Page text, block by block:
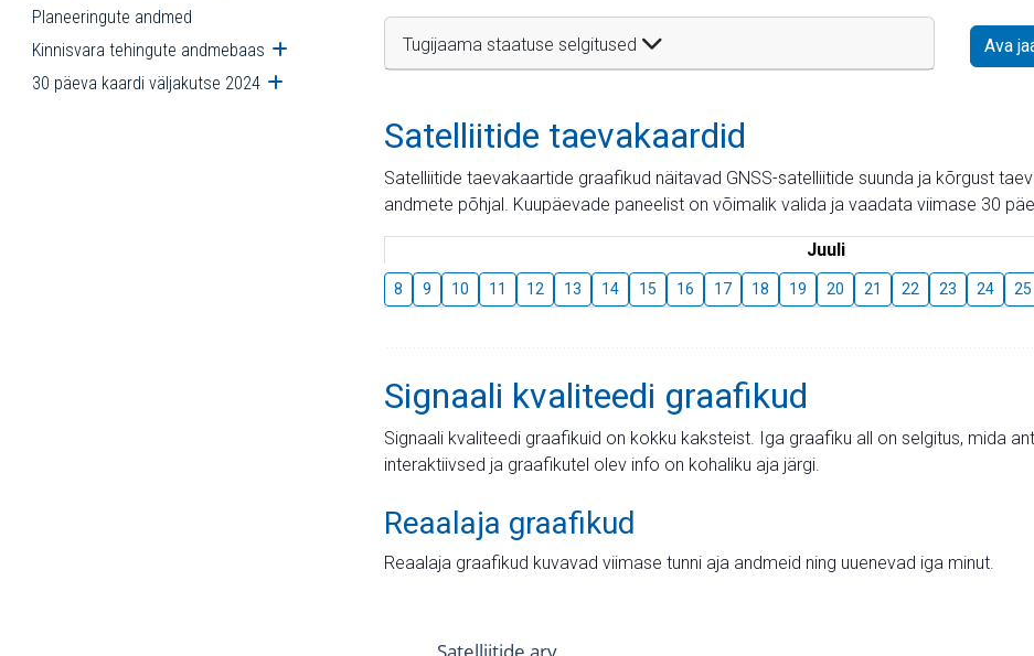
Planeeringute andmed
Kinnisvara tehingute andmebaas Ava alammenüü
30 päeva kaardi väljakutse 2024 Ava alammenüü
Tugijaama staatuse selgitused Ava
Satelliitide taevakaardid
Satelliitide taevakaartide graafikud näitavad GNSS-satelliitide suunda ja kõrgust
andmete põhjal. Kuupäevade paneelist on võimalik valida ja vaadata viimase 30
Juuli
8 9 10 11 12 13 14 15 16 17 18 19 20 21 22 23 24 25
Signaali kvaliteedi graafikud
Signaali kvaliteedi graafikuid on kokku kaksteist. Iga graafiku all on selgitus, mida
interaktiivsed ja graafikutel olev info on kohaliku aja järgi.
Reaalaja graafikud
Reaalaja graafikud kuvavad viimase tunni aja andmeid ning uuenevad iga minut.